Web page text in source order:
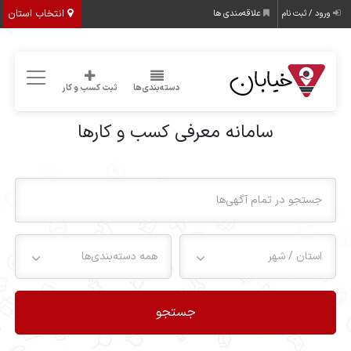
انتخاب استان ورود / ثبت نام علاقه‌مندی ها
دسته‌بندی‌ها ثبت کسب و کار
سامانه معرفی کسب و کارها
استان / شهر همه دسته‌بندی‌ها
جستجو